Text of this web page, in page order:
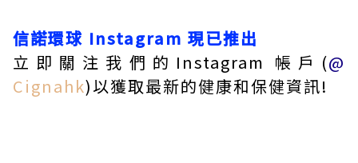
信諾環球 Instagram 現已推出
立即關注我們的Instagram 帳戶(@
Cignahk)以獲取最新的健康和保健資訊!